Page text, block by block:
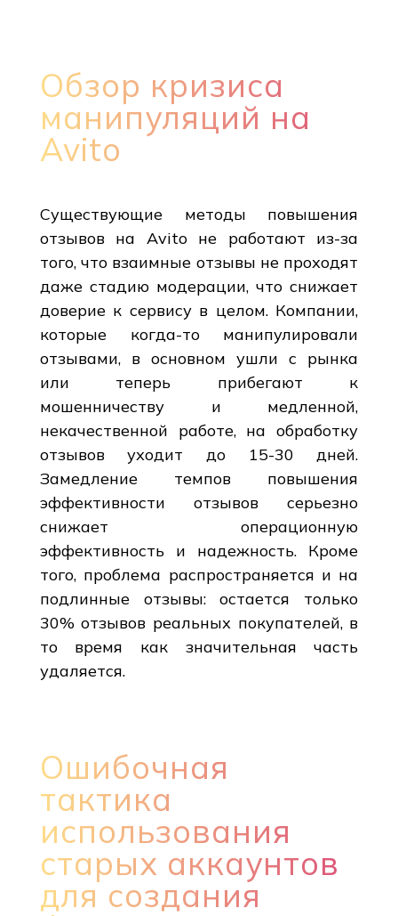
Обзор кризиса
манипуляций на
Avito
Существующие методы повышения
отзывов на Avito не работают из-за
того, что взаимные отзывы не проходят
даже стадию модерации, что снижает
доверие к сервису в целом. Компании,
которые когда-то манипулировали
отзывами, в основном ушли с рынка
или теперь прибегают к
мошенничеству и медленной,
некачественной работе, на обработку
отзывов уходит до 15-30 дней.
Замедление темпов повышения
эффективности отзывов серьезно
снижает операционную
эффективность и надежность. Кроме
того, проблема распространяется и на
подлинные отзывы: остается только
30% отзывов реальных покупателей, в
то время как значительная часть
удаляется.
Ошибочная
тактика
использования
старых аккаунтов
для создания